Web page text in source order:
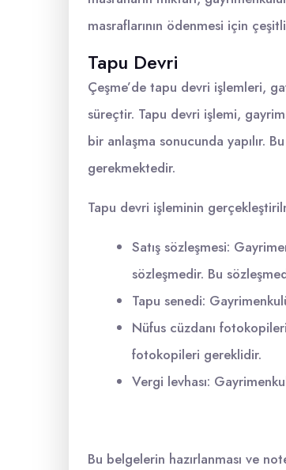
masraflarının ödenmesi için
Tapu Devri
Çeşme’de tapu devri işlemleri,
süreçtir. Tapu devri işlemi,
bir anlaşma sonucunda yapılır.
gerekmektedir.
Tapu devri işleminin
Satış sözleşmesi:
sözleşmedir. Bu
Tapu senedi:
Nüfus cüzdanı
fotokopileri gereklidir.
Vergi levhası:
Bu belgelerin hazırlanması ve